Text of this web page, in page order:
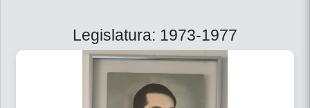
Legislatura: 1973-1977